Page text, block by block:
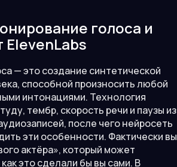
голоса и
ElevenLabs
— это создание синтетической
способной произносить любой
интонациями. Технология
тембр, скорость речи и паузы из
после чего нейросеть
эти особенности. Фактически вы
актёра», который может
как это сделали бы вы сами. В